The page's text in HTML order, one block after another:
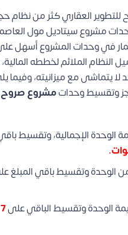
العقاري كثر من نظام
مشروع سيتاديل مول العاصمة
في وحدات المشروع أسهل
الملائم لخططه
لا يتماشى مع ميزانيته، وفيما
وتقسيط وحداتمشروع
الوحدة الإجمالية، وتقسيط
الوحدة وتقسيط باقي المبلغ
الوحدة وتقسيط الباقي على7